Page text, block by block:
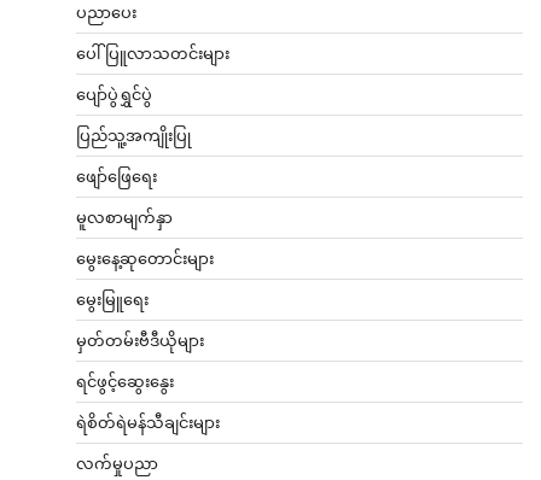
ပညာပေး
ပေါ်ပြူလာသတင်းများ
ပျော်ပွဲရွှင်ပွဲ
ပြည်သူ့အကျိုးပြု
ဖျော်ဖြေရေး
မူလစာမျက်နှာ
မွေးနေ့ဆုတောင်းများ
မွေးမြူရေး
မှတ်တမ်းဗီဒီယိုများ
ရင်ဖွင့်ဆွေးနွေး
ရဲစိတ်ရဲမန်သီချင်းများ
လက်မှုပညာ